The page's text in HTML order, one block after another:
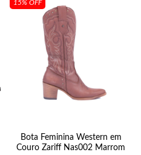
15% OFF
Bota Feminina Western em
Couro Zariff Nas002 Marrom